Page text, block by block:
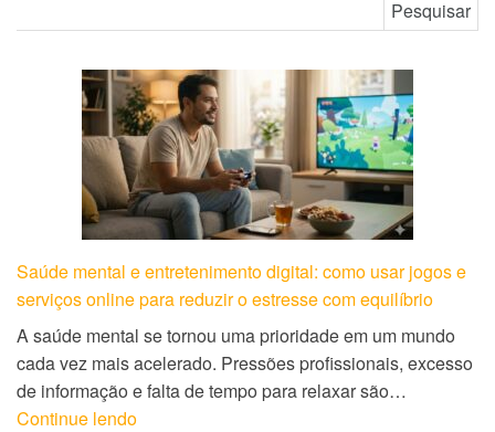
Saúde mental e entretenimento digital: como usar jogos e
serviços online para reduzir o estresse com equilíbrio
A saúde mental se tornou uma prioridade em um mundo
cada vez mais acelerado. Pressões profissionais, excesso
de informação e falta de tempo para relaxar são…
Continue lendo